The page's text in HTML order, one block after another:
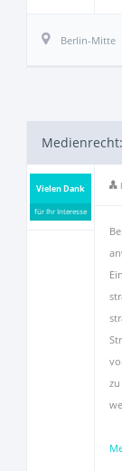
Berlin-Mitte
Vielen Dank
für Ihr Interesse